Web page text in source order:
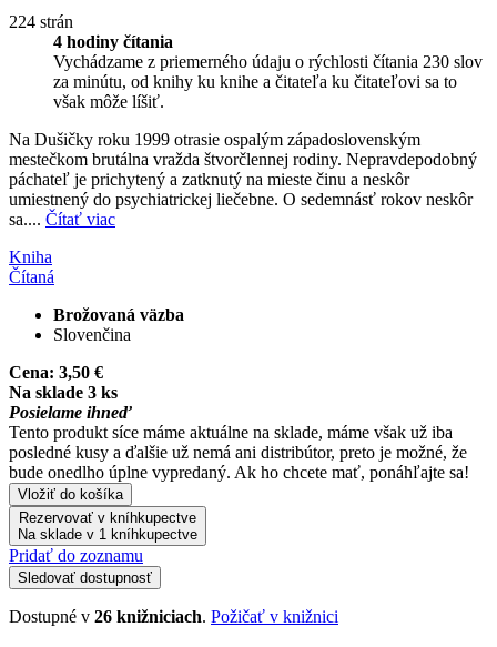
224 strán
4 hodiny čítania
Vychádzame z priemerného údaju o rýchlosti čítania 230 slov
za minútu, od knihy ku knihe a čitateľa ku čitateľovi sa to
však môže líšiť.
Na Dušičky roku 1999 otrasie ospalým západoslovenským
mestečkom brutálna vražda štvorčlennej rodiny. Nepravdepodobný
páchateľ je prichytený a zatknutý na mieste činu a neskôr
umiestnený do psychiatrickej liečebne. O sedemnásť rokov neskôr
sa.... Čítať viac
Kniha
Čítaná
Brožovaná väzba
Slovenčina
Cena: 3,50 €
Na sklade 3 ks
Posielame ihneď
Tento produkt síce máme aktuálne na sklade, máme však už iba
posledné kusy a ďalšie už nemá ani distribútor, preto je možné, že
bude onedlho úplne vypredaný. Ak ho chcete mať, ponáhľajte sa!
Vložiť do košíka
Rezervovať v kníhkupectve
Na sklade v 1 kníhkupectve
Pridať do zoznamu
Sledovať dostupnosť
Dostupné v 26 knižniciach. Požičať v knižnici